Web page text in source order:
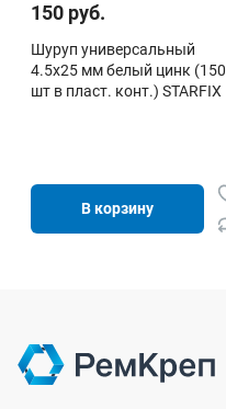
150 руб.
Шуруп универсальный
4.5х25 мм белый цинк (150
шт в пласт. конт.) STARFIX
В корзину